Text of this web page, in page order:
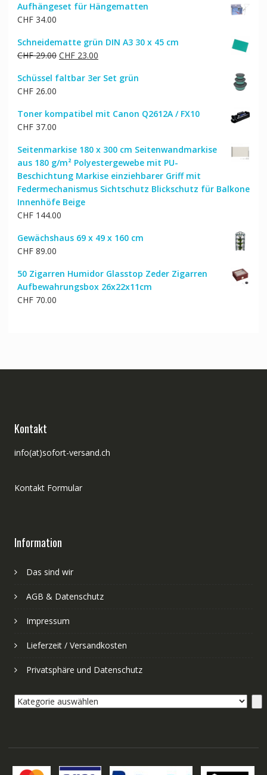
Aufhängeset für Hängematten
CHF34.00
Schneidematte grün DIN A3 30 x 45 cm
CHF29.00 Ursprünglicher
war:
CHF23.00Aktueller
ist:
Schüssel faltbar 3er Set grün
CHF26.00
Toner kompatibel mit Canon Q2612A / FX10
CHF37.00
Seitenmarkise 180 x 300 cm Seitenwandmarkise
aus 180 g/m² Polyestergewebe mit PU-
Beschichtung Markise einziehbarer Griff mit
Federmechanismus Sichtschutz Blickschutz für Balkone
Innenhöfe Beige
CHF144.00
Gewächshaus 69 x 49 x 160 cm
CHF89.00
50 Zigarren Humidor Glasstop Zeder Zigarren
Aufbewahrungsbox 26x22x11cm
CHF70.00
Kontakt
info(at)sofort-versand.ch
Kontakt Formular
Information
Das sind wir
AGB & Datenschutz
Impressum
Lieferzeit / Versandkosten
Privatsphäre und Datenschutz
Kategorie